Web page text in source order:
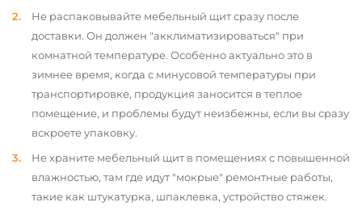
Не распаковывайте мебельный щит сразу после
доставки. Он должен "акклиматизироваться" при
комнатной температуре. Особенно актуально это в
зимнее время, когда с минусовой температуры при
транспортировке, продукция заносится в теплое
помещение, и проблемы будут неизбежны, если вы сразу
вскроете упаковку.
Не храните мебельный щит в помещениях с повышенной
влажностью, там где идут "мокрые" ремонтные работы,
такие как штукатурка, шпаклевка, устройство стяжек.